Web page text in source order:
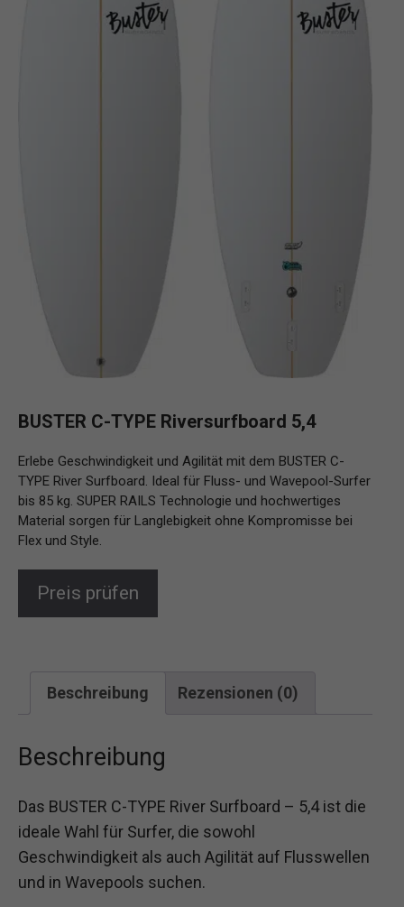
BUSTER C-TYPE Riversurfboard 5,4
Erlebe Geschwindigkeit und Agilität mit dem BUSTER C-
TYPE River Surfboard. Ideal für Fluss- und Wavepool-Surfer
bis 85 kg. SUPER RAILS Technologie und hochwertiges
Material sorgen für Langlebigkeit ohne Kompromisse bei
Flex und Style.
Preis prüfen
Beschreibung Rezensionen (0)
Beschreibung
Das BUSTER C-TYPE River Surfboard – 5,4 ist die
ideale Wahl für Surfer, die sowohl
Geschwindigkeit als auch Agilität auf Flusswellen
und in Wavepools suchen.